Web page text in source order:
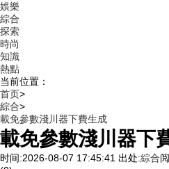
娛樂
綜合
探索
時尚
知識
熱點
当前位置：
首页>
綜合>
載免參數淺川器下費生成
載免參數淺川器下
时间:2026-08-07 17:45:41 出处:綜合